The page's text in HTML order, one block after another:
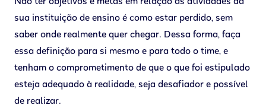
sua instituição de ensino é como estar perdido, sem
saber onde realmente quer chegar. Dessa forma, faça
essa definição para si mesmo e para todo o time, e
tenham o comprometimento de que o que foi estipulado
esteja adequado à realidade, seja desafiador e possível
de realizar.